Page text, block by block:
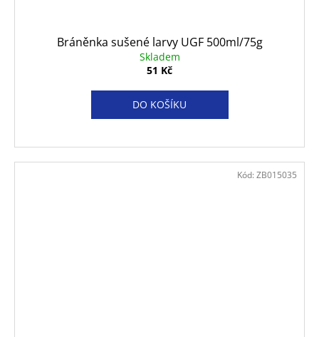
Bráněnka sušené larvy UGF 500ml/75g
Skladem
51 Kč
DO KOŠÍKU
Kód: ZB015035